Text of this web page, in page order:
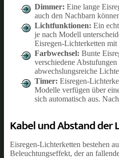
Dimmer: Eine lange
auch den Nachbarn
Lichtfunktionen: Ein
je nach Modell
Eisregen-Lichterketten
Farbwechsel: Bunte
verschiedene
abwechslungsreiche
Timer: Eisregen-
Modelle verfügen über
sich automatisch aus.
Kabel und Abstand der
Eisregen-Lichterketten bestehen
Beleuchtungseffekt, der an